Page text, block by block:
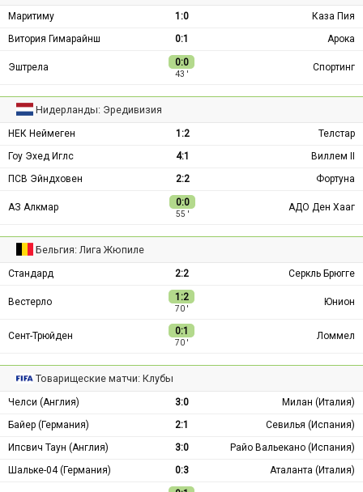
Маритиму 1:0
Каза Пия
Витория Гимарайнш
0:1 Арока
Эштрела 0:0
43 ′
Спортинг
Нидерланды: Эредивизия
НЕК Неймеген 1:2
Телстар
Гоу Эхед Иглс
4:1
Виллем II
ПСВ Эйндховен
2:2 Фортуна
АЗ Алкмар 0:0
55 ′
АДО Ден Хааг
Бельгия: Лига Жюпиле
Стандард 2:2 Серкль Брюгге
Вестерло 1:2
70 ′
Юнион
Сент-Трюйден 0:1
70 ′
Ломмел
Товарищеские матчи: Клубы
Челси (Англия) 3:0
Милан (Италия)
Байер (Германия)
2:1
Севилья (Испания)
Ипсвич Таун (Англия)
3:0
Райо Вальекано (Испания)
Шальке-04 (Германия)
0:3 Аталанта (Италия)